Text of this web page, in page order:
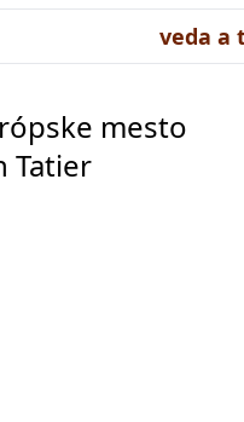
veda a
mesto
Tatier